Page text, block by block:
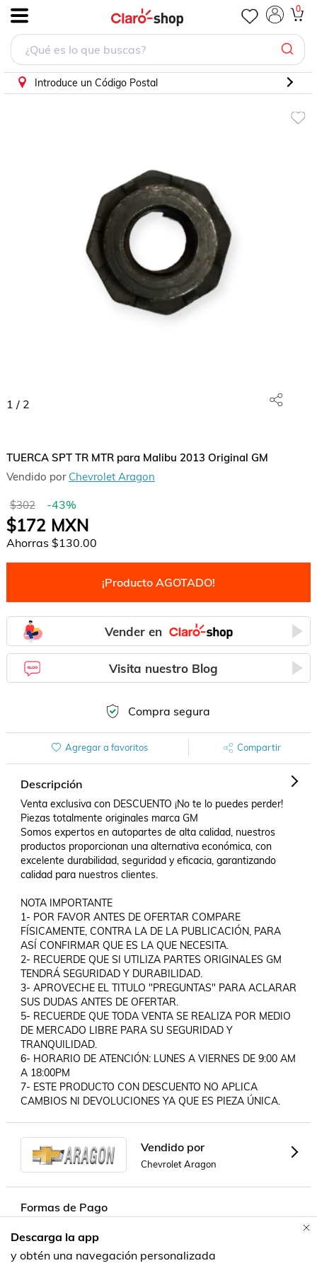
0
Introduce un Código Postal
1 / 2
TUERCA SPT TR MTR para Malibu 2013 Original GM
Vendido por Chevrolet Aragon
$302 -43%
$172MXN
Ahorras $130.00
¡Producto AGOTADO!
Vender en
Visita nuestro Blog
Compra segura
Agregar a favoritos Compartir
Descripción
Venta exclusiva con DESCUENTO ¡No te lo puedes perder!
Piezas totalmente originales marca GM
Somos expertos en autopartes de alta calidad, nuestros
productos proporcionan una alternativa económica, con
excelente durabilidad, seguridad y eficacia, garantizando
calidad para nuestros clientes.
NOTA IMPORTANTE
1- POR FAVOR ANTES DE OFERTAR COMPARE
FÍSICAMENTE, CONTRA LA DE LA PUBLICACIÓN, PARA
ASÍ CONFIRMAR QUE ES LA QUE NECESITA.
2- RECUERDE QUE SI UTILIZA PARTES ORIGINALES GM
TENDRÁ SEGURIDAD Y DURABILIDAD.
3- APROVECHE EL TITULO "PREGUNTAS" PARA ACLARAR
SUS DUDAS ANTES DE OFERTAR.
5- RECUERDE QUE TODA VENTA SE REALIZA POR MEDIO
DE MERCADO LIBRE PARA SU SEGURIDAD Y
TRANQUILIDAD.
6- HORARIO DE ATENCIÓN: LUNES A VIERNES DE 9:00 AM
A 18:00PM
7- ESTE PRODUCTO CON DESCUENTO NO APLICA
CAMBIOS NI DEVOLUCIONES YA QUE ES PIEZA ÚNICA.
Vendido por
Chevrolet Aragon
Formas de Pago
Descarga la app
y obtén una navegación personalizada